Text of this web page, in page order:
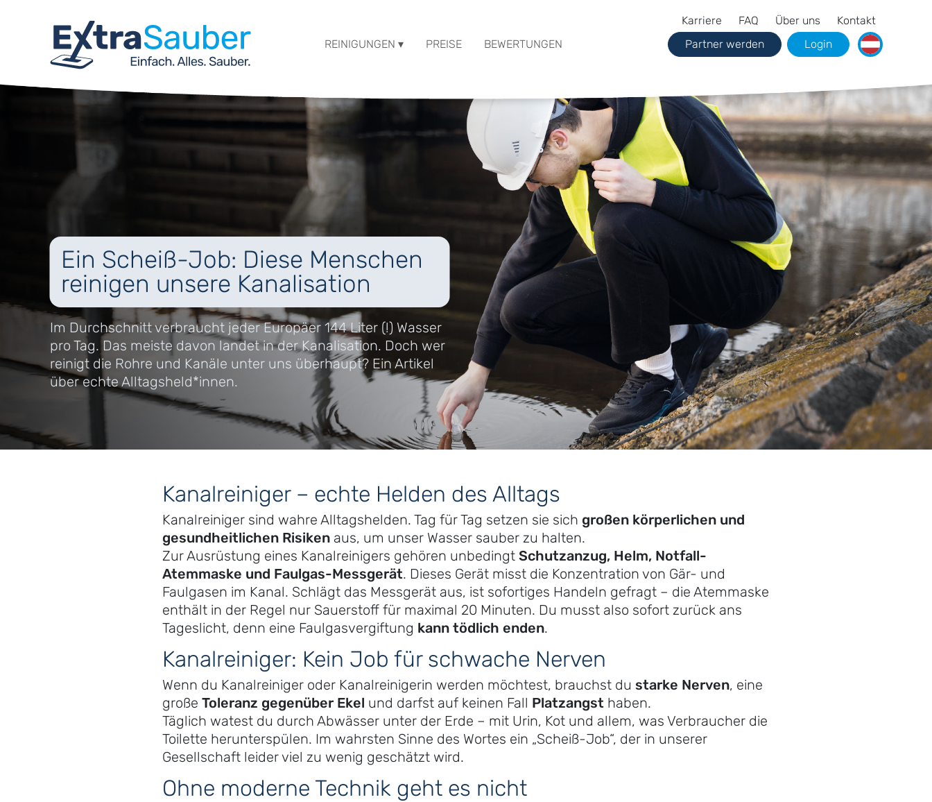
Karriere FAQ Über uns
Kontakt
REINIGUNGEN ▾
PREISE BEWERTUNGEN Partner werden Login
Ein Scheiß-Job: Diese Menschen
reinigen unsere Kanalisation
Im Durchschnitt verbraucht jeder Europäer 144 Liter (!) Wasser
pro Tag. Das meiste davon landet in der Kanalisation. Doch wer
reinigt die Rohre und Kanäle unter uns überhaupt? Ein Artikel
über echte Alltagsheld*innen.
Kanalreiniger – echte Helden des Alltags
Kanalreiniger sind wahre Alltagshelden. Tag für Tag setzen sie sich großen körperlichen und
gesundheitlichen Risiken aus, um unser Wasser sauber zu halten.
Zur Ausrüstung eines Kanalreinigers gehören unbedingt Schutzanzug, Helm, Notfall-
Atemmaske und Faulgas-Messgerät. Dieses Gerät misst die Konzentration von Gär- und
Faulgasen im Kanal. Schlägt das Messgerät aus, ist sofortiges Handeln gefragt – die Atemmaske
enthält in der Regel nur Sauerstoff für maximal 20 Minuten. Du musst also sofort zurück ans
Tageslicht, denn eine Faulgasvergiftung kann tödlich enden.
Kanalreiniger: Kein Job für schwache Nerven
Wenn du Kanalreiniger oder Kanalreinigerin werden möchtest, brauchst du starke Nerven, eine
große Toleranz gegenüber Ekel und darfst auf keinen Fall Platzangst haben.
Täglich watest du durch Abwässer unter der Erde – mit Urin, Kot und allem, was Verbraucher die
Toilette herunterspülen. Im wahrsten Sinne des Wortes ein „Scheiß-Job“, der in unserer
Gesellschaft leider viel zu wenig geschätzt wird.
Ohne moderne Technik geht es nicht